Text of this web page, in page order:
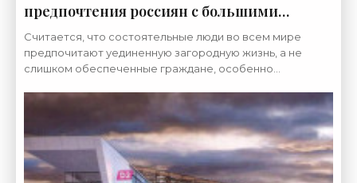
предпочтения россиян с большими
семьями - «Недвижимость»
Считается, что состоятельные люди во всем мире
предпочитают уединенную загородную жизнь, а не
слишком обеспеченные граждане, особенно
ли это?